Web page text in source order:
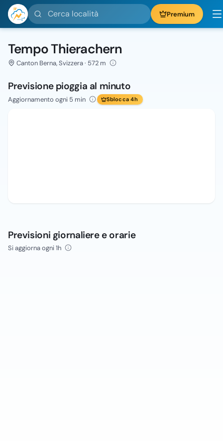
Cerca località Premium
Tempo Thierachern
Canton Berna, Svizzera · 572 m
Previsione pioggia al minuto
Aggiornamento ogni 5 min Sblocca 4h
Previsioni giornaliere e orarie
Si aggiorna ogni 1h